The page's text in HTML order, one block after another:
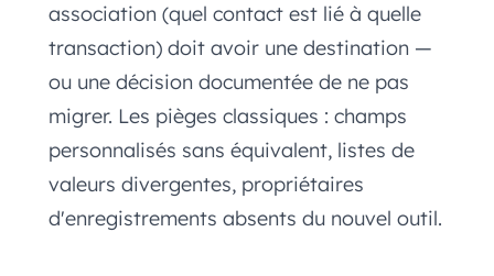
association (quel contact est lié à quelle
transaction) doit avoir une destination —
ou une décision documentée de ne pas
migrer. Les pièges classiques : champs
personnalisés sans équivalent, listes de
valeurs divergentes, propriétaires
d'enregistrements absents du nouvel outil.